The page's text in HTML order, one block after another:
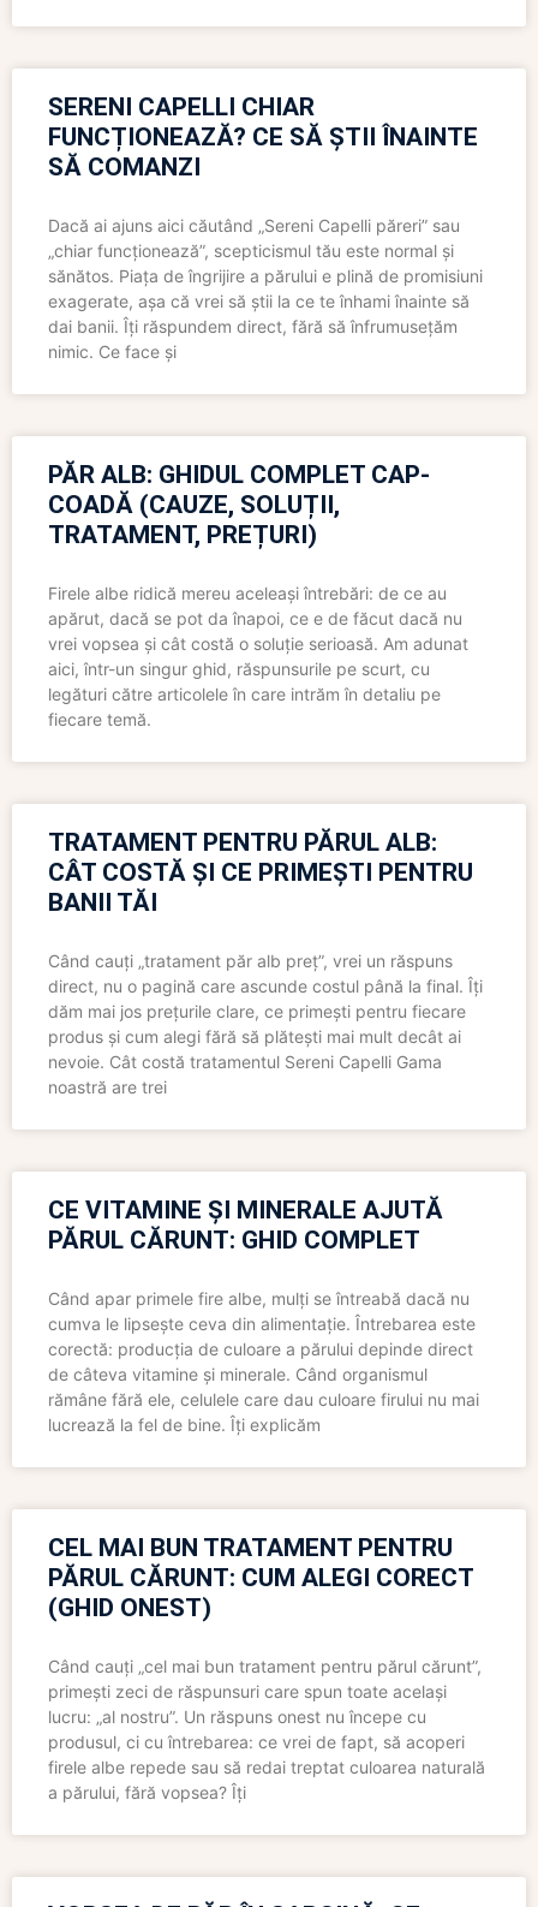
SERENI CAPELLI CHIAR
FUNCȚIONEAZĂ? CE SĂ ȘTII ÎNAINTE
SĂ COMANZI
Dacă ai ajuns aici căutând „Sereni Capelli păreri” sau
„chiar funcționează”, scepticismul tău este normal și
sănătos. Piața de îngrijire a părului e plină de promisiuni
exagerate, așa că vrei să știi la ce te înhami înainte să
dai banii. Îți răspundem direct, fără să înfrumusețăm
nimic. Ce face și
PĂR ALB: GHIDUL COMPLET CAP-
COADĂ (CAUZE, SOLUȚII,
TRATAMENT, PREȚURI)
Firele albe ridică mereu aceleași întrebări: de ce au
apărut, dacă se pot da înapoi, ce e de făcut dacă nu
vrei vopsea și cât costă o soluție serioasă. Am adunat
aici, într-un singur ghid, răspunsurile pe scurt, cu
legături către articolele în care intrăm în detaliu pe
fiecare temă.
TRATAMENT PENTRU PĂRUL ALB:
CÂT COSTĂ ȘI CE PRIMEȘTI PENTRU
BANII TĂI
Când cauți „tratament păr alb preț”, vrei un răspuns
direct, nu o pagină care ascunde costul până la final. Îți
dăm mai jos prețurile clare, ce primești pentru fiecare
produs și cum alegi fără să plătești mai mult decât ai
nevoie. Cât costă tratamentul Sereni Capelli Gama
noastră are trei
CE VITAMINE ȘI MINERALE AJUTĂ
PĂRUL CĂRUNT: GHID COMPLET
Când apar primele fire albe, mulți se întreabă dacă nu
cumva le lipsește ceva din alimentație. Întrebarea este
corectă: producția de culoare a părului depinde direct
de câteva vitamine și minerale. Când organismul
rămâne fără ele, celulele care dau culoare firului nu mai
lucrează la fel de bine. Îți explicăm
CEL MAI BUN TRATAMENT PENTRU
PĂRUL CĂRUNT: CUM ALEGI CORECT
(GHID ONEST)
Când cauți „cel mai bun tratament pentru părul cărunt”,
primești zeci de răspunsuri care spun toate același
lucru: „al nostru”. Un răspuns onest nu începe cu
produsul, ci cu întrebarea: ce vrei de fapt, să acoperi
firele albe repede sau să redai treptat culoarea naturală
a părului, fără vopsea? Îți